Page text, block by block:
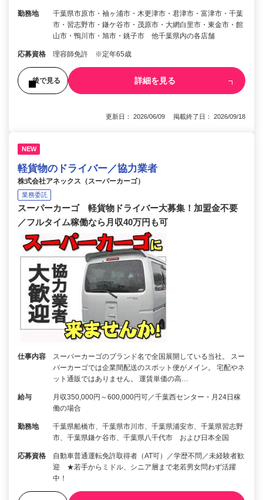
勤務地
千葉県市原市・袖ヶ浦市・木更津市・君津市・富津市・千葉
市・習志野市・鎌ケ谷市・茂原市・大網白里市・東金市・館
山市・鴨川市・旭市・銚子市 他千葉県内の各店舗
応募資格 理容師免許 ※定年65歳
後で見る 詳細を見る
更新日： 2026/06/09 掲載終了日： 2026/09/18
NEW
軽貨物のドライバー／協力業者
株式会社アネックス（スーパーカーゴ）
業務委託
スーパーカーゴ 軽貨物ドライバー大募集！加盟金不要
／フルタイム稼働なら月収40万円も可
仕事内容
スーパーカーゴのブランド名で全国展開している当社。 スー
パーカーゴでは企業間配送のスポット便がメイン。 宅配やネ
ット通販ではありません。 運賃単価の高…
給与
月収350,000円～600,000円可／千葉西センター・月24日稼
働の場合
勤務地
千葉県船橋市、千葉県市川市、千葉県浦安市、千葉県習志野
市、千葉県鎌ケ谷市、千葉県八千代市 および日本全国
応募資格
自動車普通運転免許取得者（AT可）／学歴不問／未経験者歓
迎 ★若手からミドル、シニア層まで老若男女問わず活躍
中！